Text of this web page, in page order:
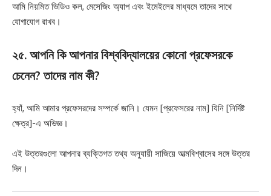
আমি নিয়মিত ভিডিও কল, মেসেজিং অ্যাপ এবং ইমেইলের মাধ্যমে তাদের সাথে
যোগাযোগ রাখব।
২৫. আপনি কি আপনার বিশ্ববিদ্যালয়ের কোনো প্রফেসরকে
চেনেন? তাদের নাম কী?
হ্যাঁ, আমি আমার প্রফেসরদের সম্পর্কে জানি। যেমন [প্রফেসরের নাম] যিনি [নির্দিষ্ট
ক্ষেত্র]-এ অভিজ্ঞ।
এই উত্তরগুলো আপনার ব্যক্তিগত তথ্য অনুযায়ী সাজিয়ে আত্মবিশ্বাসের সঙ্গে উত্তর
দিন।